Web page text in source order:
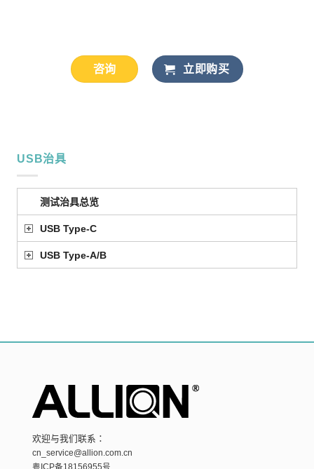
咨询 立即购买
USB治具
测试治具总览
USB Type-C
USB Type-A/B
欢迎与我们联系：
cn_service@allion.com.cn
粤ICP备18156955号